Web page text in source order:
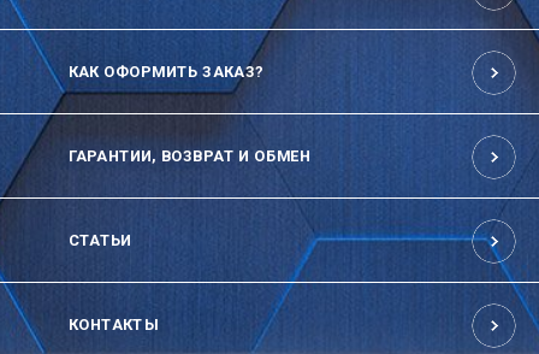
КАК ОФОРМИТЬ ЗАКАЗ?
ГАРАНТИИ, ВОЗВРАТ И ОБМЕН
СТАТЬИ
КОНТАКТЫ